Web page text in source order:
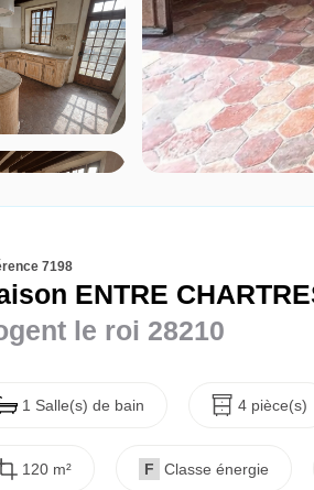
7198
ENTRE
le roi 28210
1 Salle(s) de bain 4 pièce(s)
120 m² F Classe énergie